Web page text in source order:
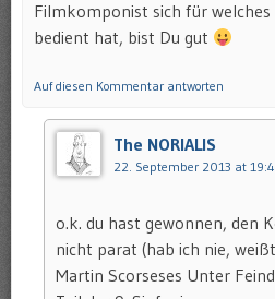
Filmkomponist sich für
bedient hat, bist Du gut
Auf diesen Kommentar antworten
The NORIALIS
22. September 2013 at
o.k. du hast gewonnen, den
nicht parat (hab ich nie,
Martin Scorseses Unter